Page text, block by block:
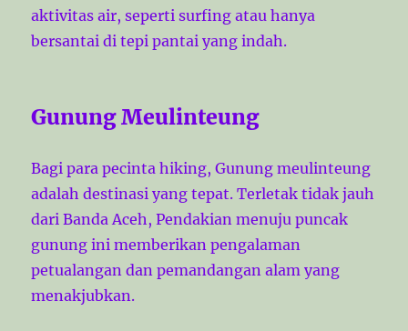
aktivitas air, seperti surfing atau hanya
bersantai di tepi pantai yang indah.
Gunung Meulinteung
Bagi para pecinta hiking, Gunung meulinteung
adalah destinasi yang tepat. Terletak tidak jauh
dari Banda Aceh, Pendakian menuju puncak
gunung ini memberikan pengalaman
petualangan dan pemandangan alam yang
menakjubkan.